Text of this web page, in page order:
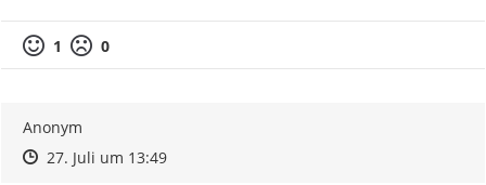
1 0
Anonym
Zeitpunkt des Erstellens
Zeitpunkt des Erstellens
27. Juli um 13:49Zur Äußerung